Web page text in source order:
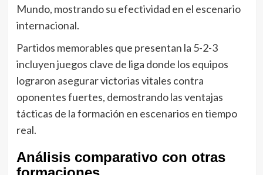
Mundo, mostrando su efectividad en el escenario
internacional.
Partidos memorables que presentan la 5-2-3
incluyen juegos clave de liga donde los equipos
lograron asegurar victorias vitales contra
oponentes fuertes, demostrando las ventajas
tácticas de la formación en escenarios en tiempo
real.
Análisis comparativo con otras